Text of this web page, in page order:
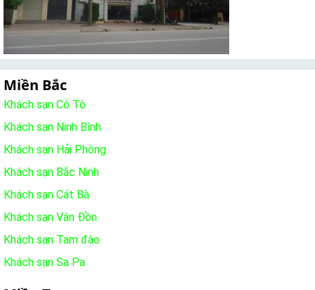
Miền Bắc
Khách sạn Cô Tô
Khách sạn Ninh Bình
Khách sạn Hải Phòng
Khách sạn Bắc Ninh
Khách sạn Cát Bà
Khách sạn Vân Đồn
Khách sạn Tam đào
Khách sạn Sa Pa